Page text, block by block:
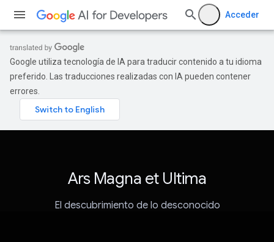
Acceder
Google utiliza tecnología de IA para traducir contenido a tu idioma
preferido. Las traducciones realizadas con IA pueden contener
errores.
Ars Magna et Ultima
El descubrimiento de lo desconocido